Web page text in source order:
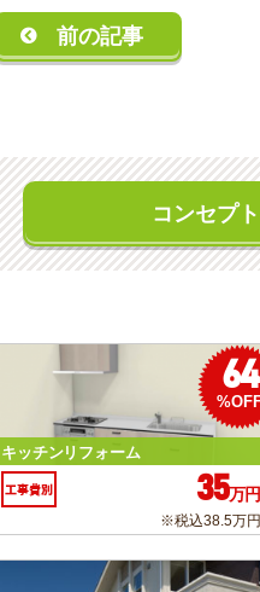
前の記事
コンセプト
64
キッチンリフォーム
工事費別 35万
※税込38.5万